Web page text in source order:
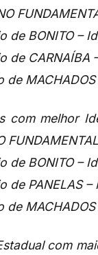
de BONITO –
de CARNAÍBA
de
com melhor
FUNDAMENTAL
de BONITO –
de PANELAS –
de
com